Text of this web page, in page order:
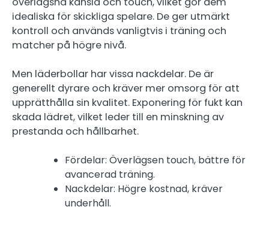
idealiska för skickliga spelare. De ger utmärkt
kontroll och används vanligtvis i träning och
matcher på högre nivå.
Men läderbollar har vissa nackdelar. De är
generellt dyrare och kräver mer omsorg för att
upprätthålla sin kvalitet. Exponering för fukt kan
skada lädret, vilket leder till en minskning av
prestanda och hållbarhet.
Fördelar: Överlägsen touch, bättre för
avancerad träning.
Nackdelar: Högre kostnad, kräver
underhåll.